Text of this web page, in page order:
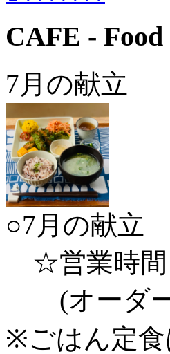
CAFE - Food
7月の献立
○7月の献立
☆営業時間
(オーダー
※ごはん定